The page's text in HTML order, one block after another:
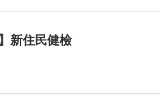
新住民健檢